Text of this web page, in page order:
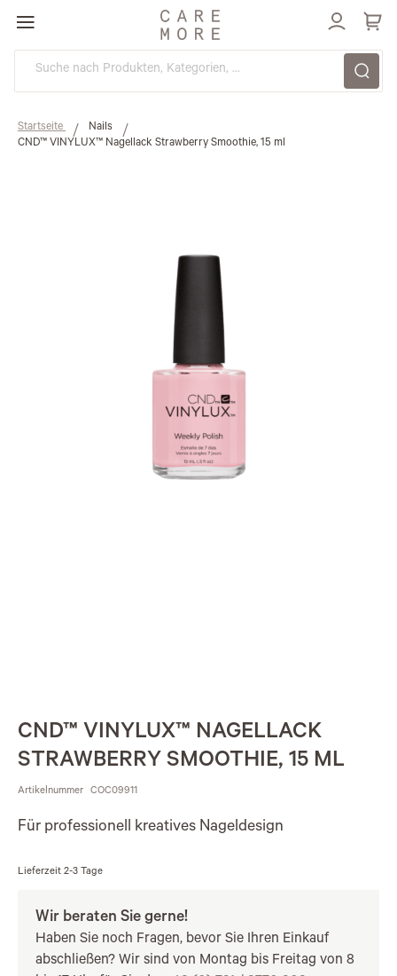
Direkt
zum
Inhalt
Startseite
Nails
CND™ VINYLUX™ Nagellack Strawberry Smoothie, 15 ml
CND™ VINYLUX™ NAGELLACK
STRAWBERRY SMOOTHIE, 15 ML
Artikelnummer COC09911
Für professionell kreatives Nageldesign
Lieferzeit 2-3 Tage
Wir beraten Sie gerne!
Haben Sie noch Fragen, bevor Sie Ihren Einkauf
abschließen? Wir sind von Montag bis Freitag von 8